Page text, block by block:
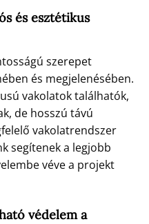
és esztétikus
szerepet
és megjelenésében.
vakolatok találhatók,
de hosszú távú
vakolatrendszer
segítenek a legjobb
véve a projekt
védelem a